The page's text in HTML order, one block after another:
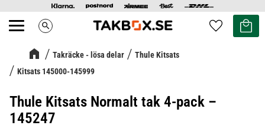
Meny search Favoriter
Kundvagn
Takräcke - lösa delar
Thule Kitsats
Kitsats 145000-145999
Thule Kitsats Normalt tak 4-pack –
145247